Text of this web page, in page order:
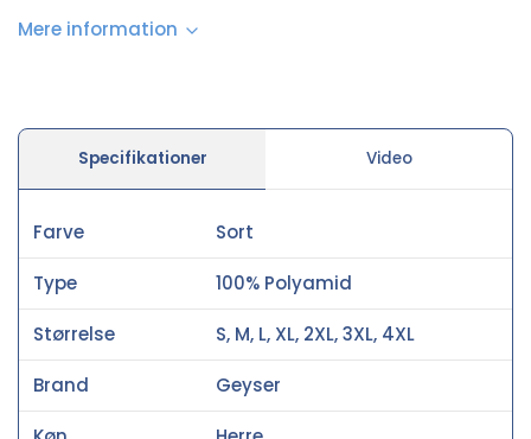
Mere information
Specifikationer Video
Farve Sort
Type 100% Polyamid
Størrelse S, M, L, XL, 2XL, 3XL, 4XL
Brand Geyser